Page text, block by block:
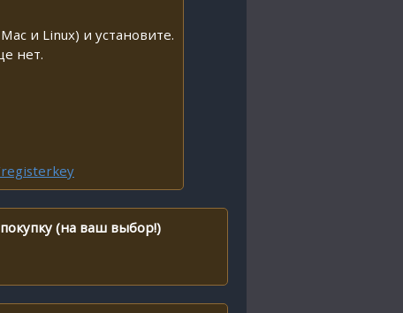
и Linux) и установите.
нет.
(на ваш выбор!)